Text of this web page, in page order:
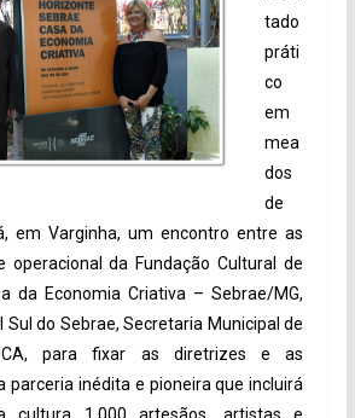
tado
práti
co
em
mea
dos
de
em Varginha, um encontro entre as
operacional da Fundação Cultural de
da Economia Criativa – Sebrae/MG,
Sul do Sebrae, Secretaria Municipal de
para fixar as diretrizes e as
parceria inédita e pioneira que incluirá